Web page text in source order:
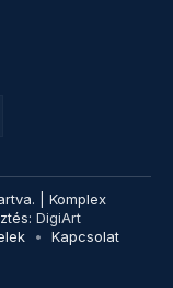
| Komplex
DigiArt
Kapcsolat